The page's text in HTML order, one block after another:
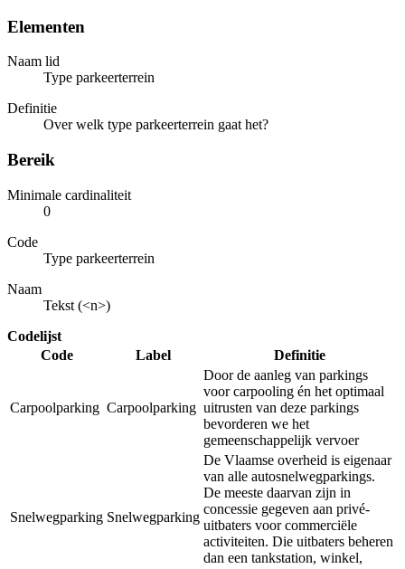
Elementen
Naam lid
Type parkeerterrein
Definitie
Over welk type parkeerterrein gaat het?
Bereik
Minimale cardinaliteit
0
Code
Type parkeerterrein
Naam
Tekst (<n>)
Codelijst
Code
Label Definitie
Carpoolparking Carpoolparking
Door de aanleg van parkings
voor carpooling én het optimaal
uitrusten van deze parkings
bevorderen we het
gemeenschappelijk vervoer
Snelwegparking Snelwegparking
De Vlaamse overheid is eigenaar
van alle autosnelwegparkings.
De meeste daarvan zijn in
concessie gegeven aan privé-
uitbaters voor commerciële
activiteiten. Die uitbaters beheren
dan een tankstation, winkel,